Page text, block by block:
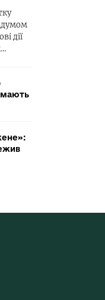
дії
мають